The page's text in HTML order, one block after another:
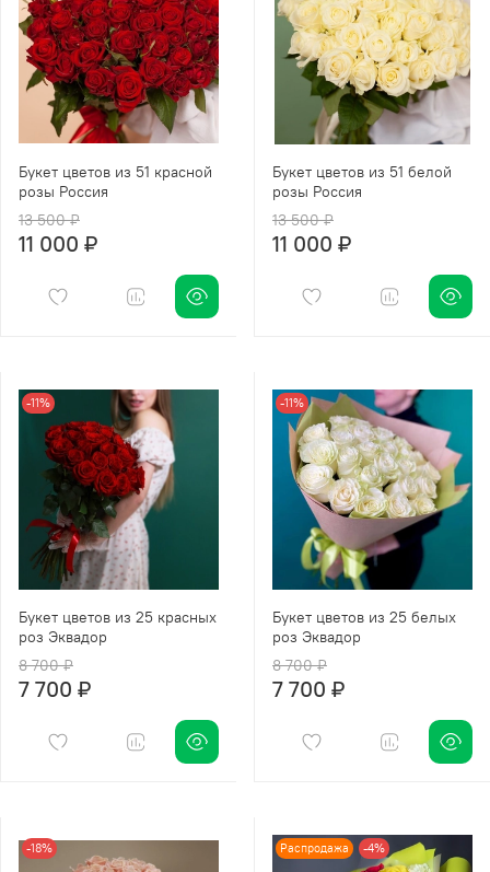
Букет цветов из 51 красной
розы Россия
13 500 ₽
11 000 ₽
Букет цветов из 51 белой
розы Россия
13 500 ₽
11 000 ₽
-11%
Букет цветов из 25 красных
роз Эквадор
8 700 ₽
7 700 ₽
-11%
Букет цветов из 25 белых
роз Эквадор
8 700 ₽
7 700 ₽
-18% Распродажа -4%